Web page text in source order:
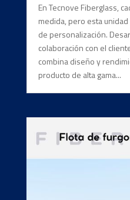
En Tecnove Fiberglass,
medida, pero esta
de personalización.
colaboración con el
combina diseño y
producto de alta gama...